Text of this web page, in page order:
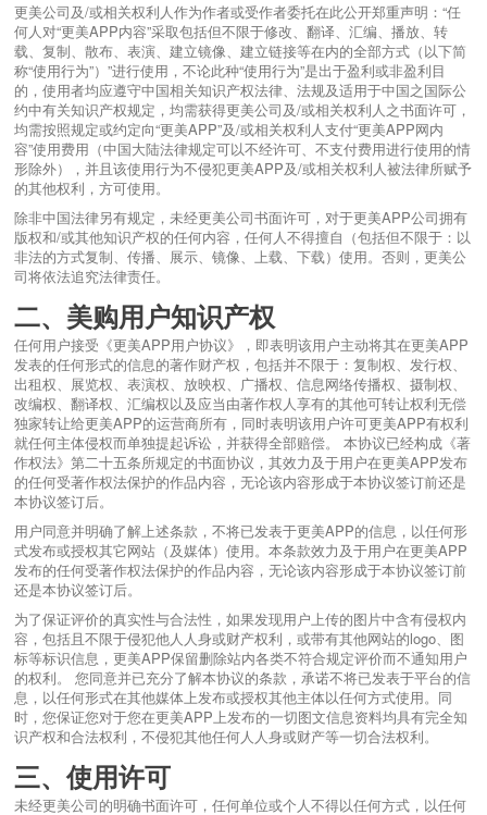
更美公司及/或相关权利人作为作者或受作者委托在此公开郑重声明：“任
何人对“更美APP内容”采取包括但不限于修改、翻译、汇编、播放、转
载、复制、散布、表演、建立镜像、建立链接等在内的全部方式（以下简
称“使用行为”）”进行使用，不论此种“使用行为”是出于盈利或非盈利目
的，使用者均应遵守中国相关知识产权法律、法规及适用于中国之国际公
约中有关知识产权规定，均需获得更美公司及/或相关权利人之书面许可，
均需按照规定或约定向“更美APP”及/或相关权利人支付“更美APP网内
容”使用费用（中国大陆法律规定可以不经许可、不支付费用进行使用的情
形除外），并且该使用行为不侵犯更美APP及/或相关权利人被法律所赋予
的其他权利，方可使用。
除非中国法律另有规定，未经更美公司书面许可，对于更美APP公司拥有
版权和/或其他知识产权的任何内容，任何人不得擅自（包括但不限于：以
非法的方式复制、传播、展示、镜像、上载、下载）使用。否则，更美公
司将依法追究法律责任。
二、美购用户知识产权
任何用户接受《更美APP用户协议》，即表明该用户主动将其在更美APP
发表的任何形式的信息的著作财产权，包括并不限于：复制权、发行权、
出租权、展览权、表演权、放映权、广播权、信息网络传播权、摄制权、
改编权、翻译权、汇编权以及应当由著作权人享有的其他可转让权利无偿
独家转让给更美APP的运营商所有，同时表明该用户许可更美APP有权利
就任何主体侵权而单独提起诉讼，并获得全部赔偿。 本协议已经构成《著
作权法》第二十五条所规定的书面协议，其效力及于用户在更美APP发布
的任何受著作权法保护的作品内容，无论该内容形成于本协议签订前还是
本协议签订后。
用户同意并明确了解上述条款，不将已发表于更美APP的信息，以任何形
式发布或授权其它网站（及媒体）使用。本条款效力及于用户在更美APP
发布的任何受著作权法保护的作品内容，无论该内容形成于本协议签订前
还是本协议签订后。
为了保证评价的真实性与合法性，如果发现用户上传的图片中含有侵权内
容，包括且不限于侵犯他人人身或财产权利，或带有其他网站的logo、图
标等标识信息，更美APP保留删除站内各类不符合规定评价而不通知用户
的权利。 您同意并已充分了解本协议的条款，承诺不将已发表于平台的信
息，以任何形式在其他媒体上发布或授权其他主体以任何方式使用。同
时，您保证您对于您在更美APP上发布的一切图文信息资料均具有完全知
识产权和合法权利，不侵犯其他任何人人身或财产等一切合法权利。
三、使用许可
未经更美公司的明确书面许可，任何单位或个人不得以任何方式，以任何